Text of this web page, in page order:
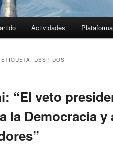
Actividades Plataforma
DESPIDOS
“El veto
la Democracia